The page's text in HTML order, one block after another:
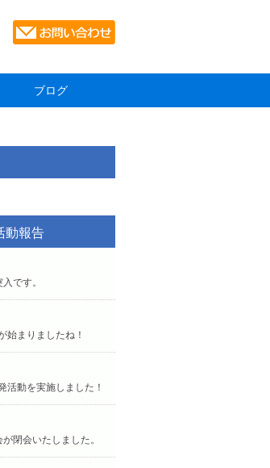
ブログ
動報告
です。
始まりましたね！
活動を実施しました！
閉会いたしました。